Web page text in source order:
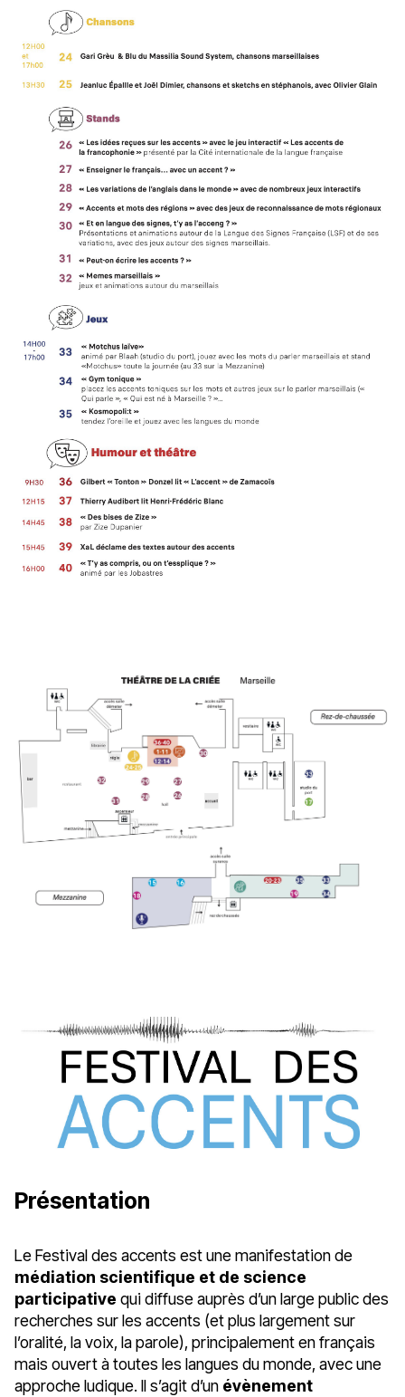
Présentation
Le Festival des accents est une manifestation de
médiation scientifique et de science
participative qui diffuse auprès d’un large public des
recherches sur les accents (et plus largement sur
l’oralité, la voix, la parole), principalement en français
mais ouvert à toutes les langues du monde, avec une
approche ludique. Il s’agit d’un évènement